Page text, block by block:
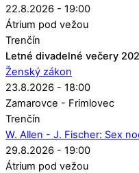
22.8.2026 - 19:00
Átrium pod vežou
Trenčín
Letné divadelné večery
Ženský zákon
23.8.2026 - 18:00
Zamarovce - Frimlovec
Trenčín
W. Allen - J. Fischer: Sex
29.8.2026 - 19:00
Átrium pod vežou